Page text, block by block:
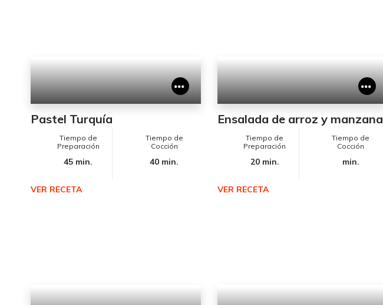
Pastel Turquía
Tiempo de
Preparación
45 min.
Tiempo de
Cocción
40 min.
VER RECETA
Ensalada de arroz y manzana
Tiempo de
Preparación
20 min.
Tiempo de
Cocción
min.
VER RECETA